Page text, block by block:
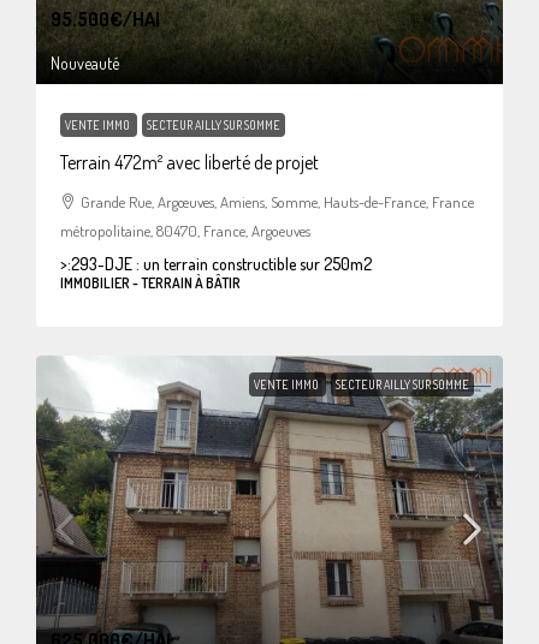
95.500€/HAI
Nouveauté
VENTE IMMO SECTEUR AILLY SUR SOMME
Terrain 472m² avec liberté de projet
Grande Rue, Argœuves, Amiens, Somme, Hauts-de-France, France
métropolitaine, 80470, France, Argoeuves
>:293-DJE : un terrain constructible sur 250m2
IMMOBILIER - TERRAIN À BÂTIR
VENTE IMMO SECTEUR AILLY SUR SOMME